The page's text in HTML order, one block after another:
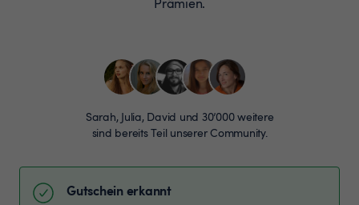
Sarah, Julia, David und 30’000 weitere
sind bereits Teil unserer Community.
Gutschein erkannt